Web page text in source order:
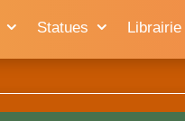
Statues Librairie